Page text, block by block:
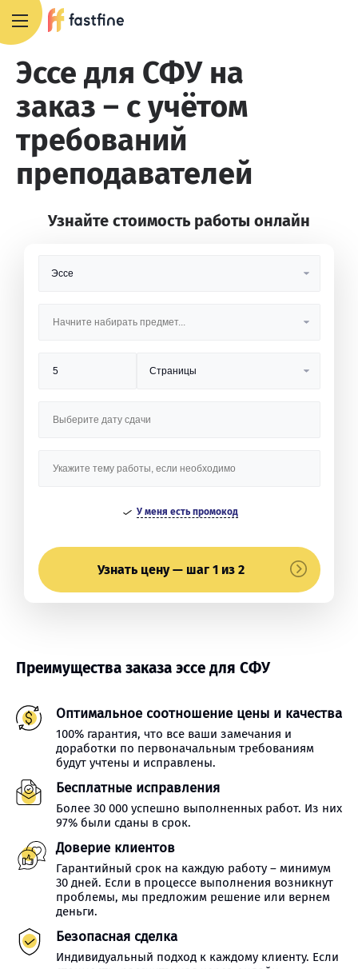
Эссе для СФУ на
заказ – с учётом
требований
преподавателей
Узнайте стоимость работы онлайн
У меня есть промокод
Узнать цену — шаг 1 из 2
Преимущества заказа эссе для СФУ
Оптимальное соотношение цены и качества
100% гарантия, что все ваши замечания и
доработки по первоначальным требованиям
будут учтены и исправлены.
Бесплатные исправления
Более 30 000 успешно выполненных работ. Из них
97% были сданы в срок.
Доверие клиентов
Гарантийный срок на каждую работу – минимум
30 дней. Если в процессе выполнения возникнут
проблемы, мы предложим решение или вернем
деньги.
Безопасная сделка
Индивидуальный подход к каждому клиенту. Если